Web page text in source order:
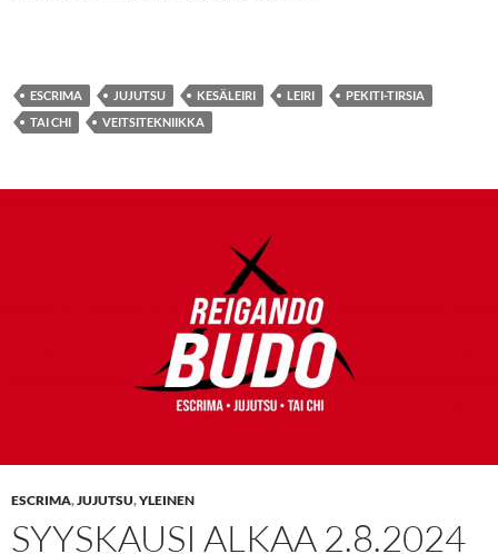
ESCRIMA JUJUTSU KESÄLEIRI LEIRI
PEKITI-TIRSIA
TAI CHI
VEITSITEKNIIKKA
ESCRIMA,JUJUTSU,YLEINEN
SYYSKAUSI ALKAA 2.8.2024